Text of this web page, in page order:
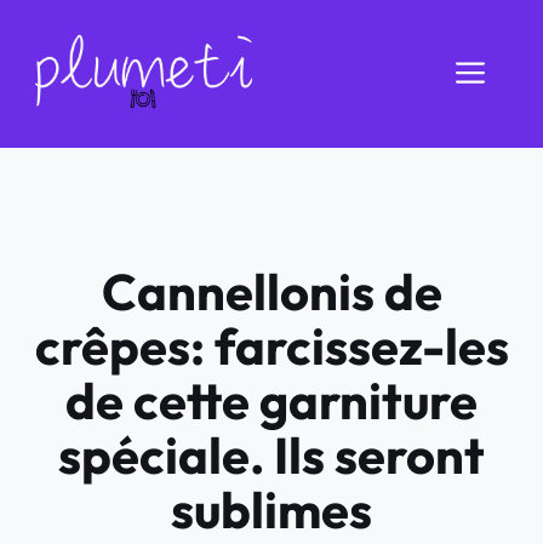
contenu
Cannellonis de
crêpes: farcissez-les
de cette garniture
spéciale. Ils seront
sublimes